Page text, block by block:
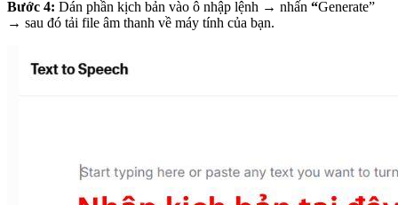
Bước 4: Dán phần kịch bản vào ô nhập lệnh → nhấn “Generate”
→ sau đó tải file âm thanh về máy tính của bạn.